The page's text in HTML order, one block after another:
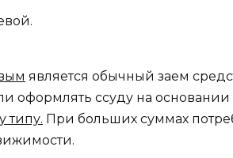
является обычный заем
оформлять ссуду на
типу. При больших суммах